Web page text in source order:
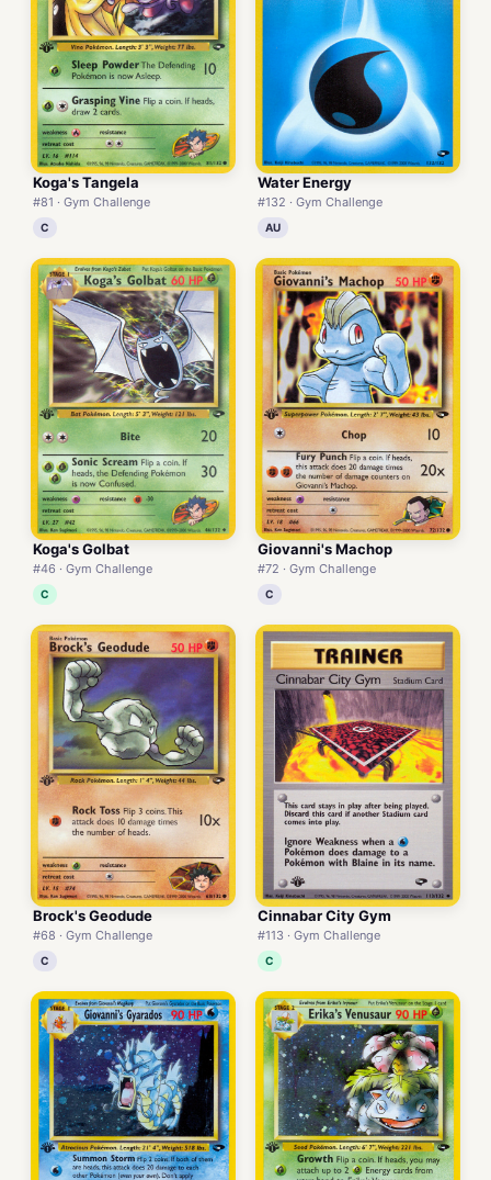
Koga's Tangela
#81 · Gym Challenge
C
Water Energy
#132 · Gym Challenge
AU
Koga's Golbat
#46 · Gym Challenge
C
Giovanni's Machop
#72 · Gym Challenge
C
Brock's Geodude
#68 · Gym Challenge
C
Cinnabar City Gym
#113 · Gym Challenge
C